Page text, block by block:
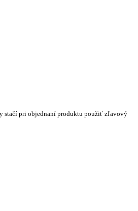
stačí pri objednaní produktu použiť zľavový